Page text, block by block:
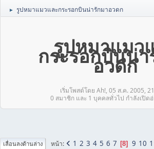
► รูปหมาแมวและกระรอกบินน่ารักมาอวดก
รูปหมาแมว
กระรอกบินน่า
อวดก
เริ่มโพสต์โดย Ah!, 05 ส.ค. 2005,
0 สมาชิก และ 1 บุคคลทั่วไป กำลังเปิด
เลื่อนลงด้านล่าง หน้า 1 2 3 4 5 6 7 8 9 10